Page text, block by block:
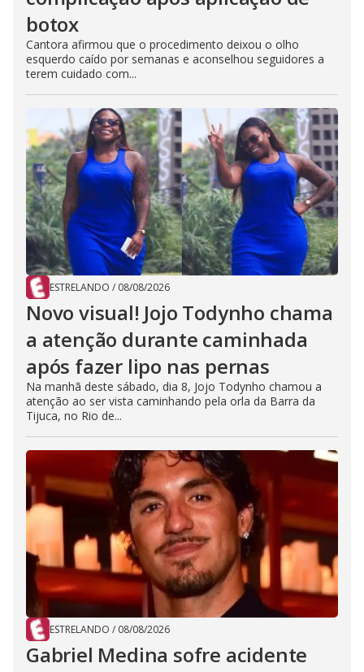
botox
Cantora afirmou que o procedimento deixou o olho
esquerdo caído por semanas e aconselhou seguidores a
terem cuidado com...
ESTRELANDO / 08/08/2026
Novo visual! Jojo Todynho chama
a atenção durante caminhada
após fazer lipo nas pernas
Na manhã deste sábado, dia 8, Jojo Todynho chamou a
atenção ao ser vista caminhando pela orla da Barra da
Tijuca, no Rio de...
ESTRELANDO / 08/08/2026
Gabriel Medina sofre acidente